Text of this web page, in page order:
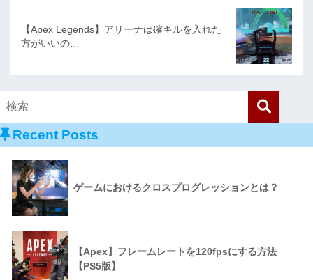
【Apex Legends】アリーナは確キルを入れた
方がいいの…
Recent Posts
ゲームにおけるクロスプログレッションとは？
【Apex】フレームレートを120fpsにする方法
【PS5版】